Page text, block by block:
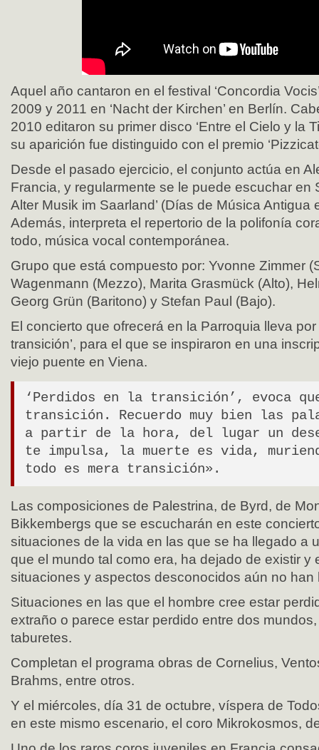
Aquel año cantaron en el festival ‘Concordia
2009 y 2011 en ‘Nacht der Kirchen’ en Berlín.
2010 editaron su primer disco ‘Entre el Cielo y la
su aparición fue distinguido con el premio
Desde el pasado ejercicio, el conjunto actúa en
Francia, y regularmente se le puede escuchar en
Alter Musik im Saarland’ (Días de Música Antigua
Además, interpreta el repertorio de la polifonía
todo, música vocal contemporánea.
Grupo que está compuesto por: Yvonne Zimmer
Wagenmann (Mezzo), Marita Grasmück (Alto),
Georg Grün (Baritono) y Stefan Paul (Bajo).
El concierto que ofrecerá en la Parroquia lleva por
transición’, para el que se inspiraron en una
viejo puente en Viena.
‘Perdidos en la transición’, evoca
transición. Recuerdo muy bien las
a partir de la hora, del lugar un
te impulsa, la muerte es vida,
todo es mera transición».
Las composiciones de Palestrina, de Byrd, de
Bikkembergs que se escucharán en este
situaciones de la vida en las que se ha llegado a
que el mundo tal como era, ha dejado de existir y
situaciones y aspectos desconocidos aún no han
Situaciones en las que el hombre cree estar
extraño o parece estar perdido entre dos
taburetes.
Completan el programa obras de Cornelius,
Brahms, entre otros.
Y el miércoles, día 31 de octubre, víspera de
en este mismo escenario, el coro Mikrokosmos,